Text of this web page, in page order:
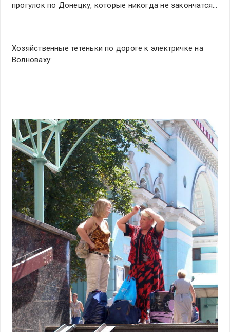
прогулок по Донецку, которые никогда не закончатся…
Хозяйственные тетеньки по дороге к электричке на
Волноваху: